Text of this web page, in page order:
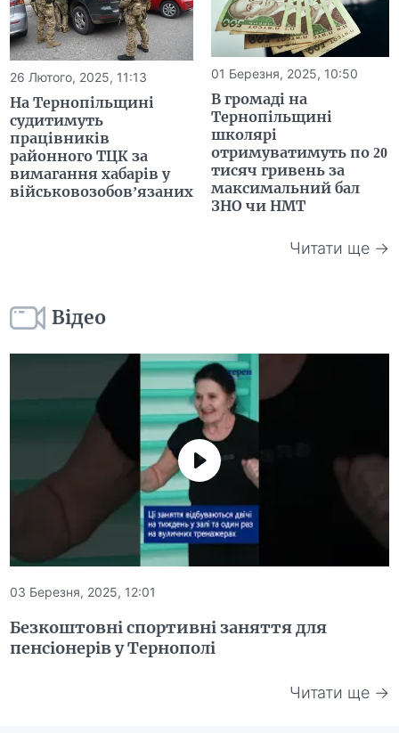
26 Лютого, 2025, 11:13
На Тернопільщині
судитимуть
працівників
районного ТЦК за
вимагання хабарів у
військовозобов’язаних
01 Березня, 2025, 10:50
В громаді на
Тернопільщині
школярі
отримуватимуть по 20
тисяч гривень за
максимальний бал
ЗНО чи НМТ
Читати ще →
Відео
03 Березня, 2025, 12:01
Безкоштовні спортивні заняття для
пенсіонерів у Тернополі
Читати ще →